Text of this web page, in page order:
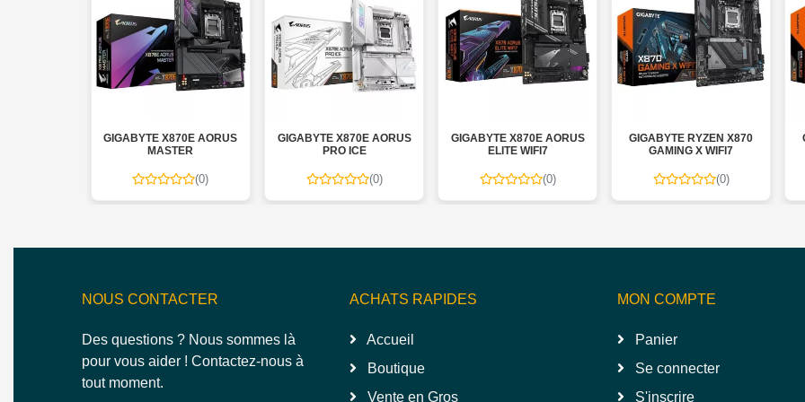
GIGABYTE X870E AORUS
MASTER
(0)
GIGABYTE X870E AORUS
PRO ICE
(0)
GIGABYTE X870E AORUS
ELITE WIFI7
(0)
GIGABYTE RYZEN X870
GAMING X WIFI7
(0)
NOUS CONTACTER
Des questions ? Nous sommes là
pour vous aider ! Contactez-nous à
tout moment.
ACHATS RAPIDES
Accueil
Boutique
Vente en Gros
MON COMPTE
Panier
Se connecter
S'inscrire